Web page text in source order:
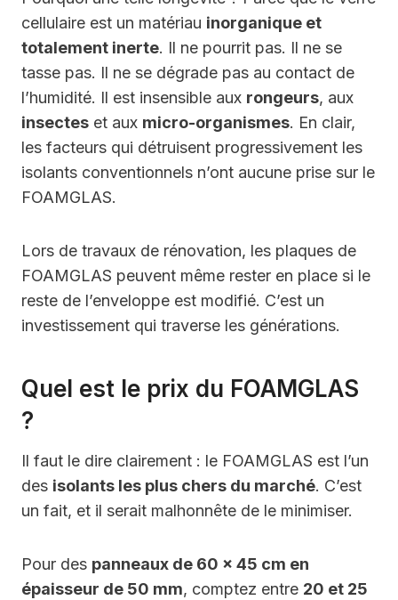
cellulaire est un matériau inorganique et
totalement inerte. Il ne pourrit pas. Il ne se
tasse pas. Il ne se dégrade pas au contact de
l’humidité. Il est insensible aux rongeurs, aux
insectes et aux micro-organismes. En clair,
les facteurs qui détruisent progressivement les
isolants conventionnels n’ont aucune prise sur le
FOAMGLAS.
Lors de travaux de rénovation, les plaques de
FOAMGLAS peuvent même rester en place si le
reste de l’enveloppe est modifié. C’est un
investissement qui traverse les générations.
Quel est le prix du FOAMGLAS
?
Il faut le dire clairement : le FOAMGLAS est l’un
des isolants les plus chers du marché. C’est
un fait, et il serait malhonnête de le minimiser.
Pour des panneaux de 60 x 45 cm en
épaisseur de 50 mm, comptez entre 20 et 25